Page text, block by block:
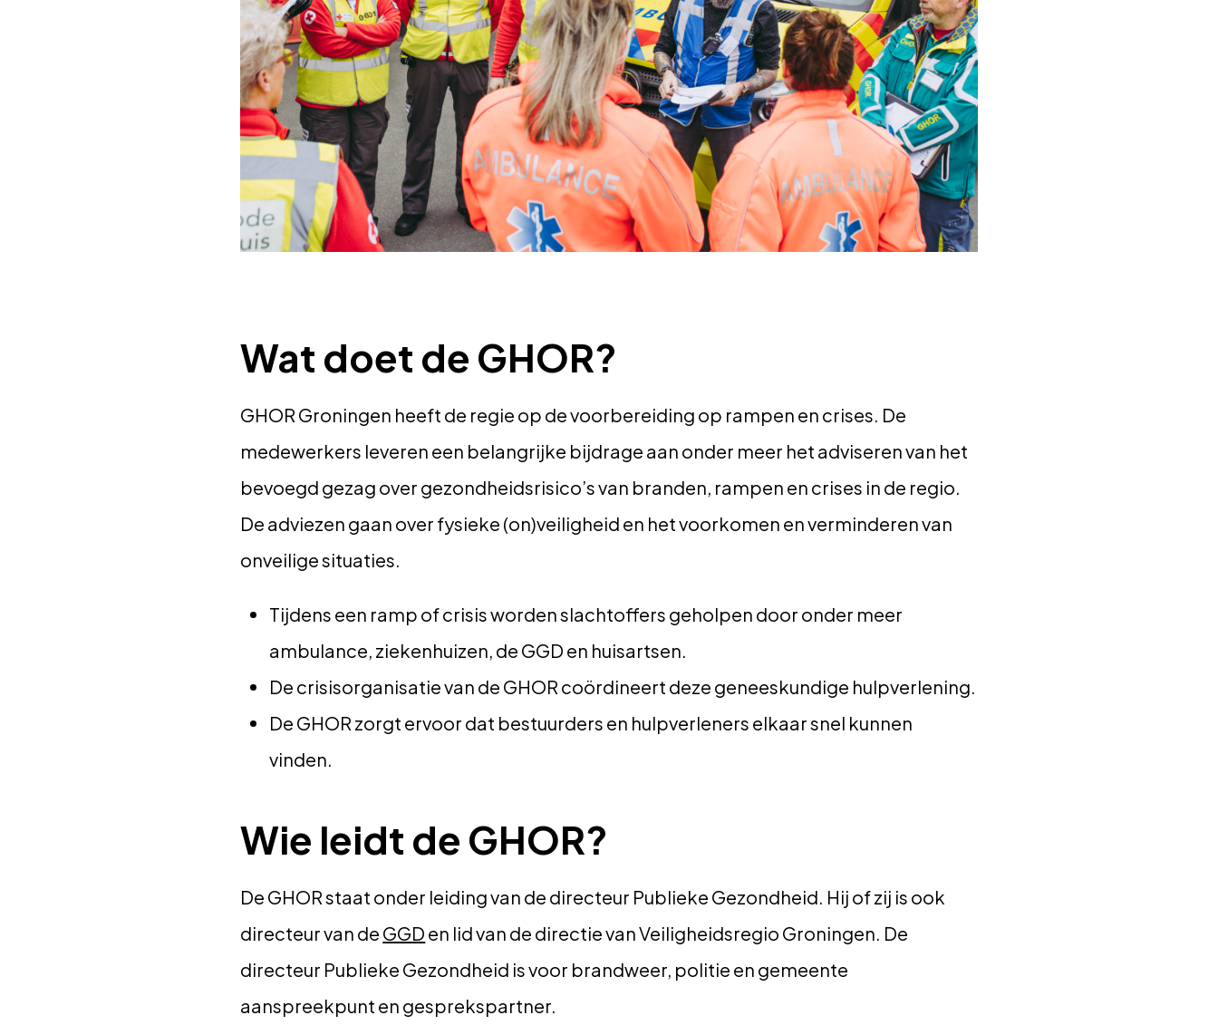
Wat doet de GHOR?
GHOR Groningen heeft de regie op de voorbereiding op rampen en crises. De
medewerkers leveren een belangrijke bijdrage aan onder meer het adviseren van het
bevoegd gezag over gezondheidsrisico’s van branden, rampen en crises in de regio.
De adviezen gaan over fysieke (on)veiligheid en het voorkomen en verminderen van
onveilige situaties.
Tijdens een ramp of crisis worden slachtoffers geholpen door onder meer
ambulance, ziekenhuizen, de GGD en huisartsen.
De crisisorganisatie van de GHOR coördineert deze geneeskundige hulpverlening.
De GHOR zorgt ervoor dat bestuurders en hulpverleners elkaar snel kunnen
vinden.
Wie leidt de GHOR?
De GHOR staat onder leiding van de directeur Publieke Gezondheid. Hij of zij is ook
directeur van de GGD en lid van de directie van Veiligheidsregio Groningen. De
directeur Publieke Gezondheid is voor brandweer, politie en gemeente
aanspreekpunt en gesprekspartner.